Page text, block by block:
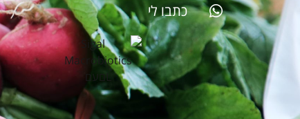
כתבו לי